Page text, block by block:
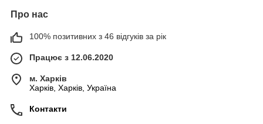
Про нас
100% позитивних з 46 відгуків за рік
Працює з 12.06.2020
м. Харків
Харків, Харків, Україна
Контакти